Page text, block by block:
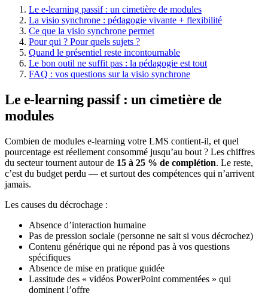
Le e-learning passif : un cimetière de modules
La visio synchrone : pédagogie vivante + flexibilité
Ce que la visio synchrone permet
Pour qui ? Pour quels sujets ?
Quand le présentiel reste incontournable
Le bon outil ne suffit pas : la pédagogie est tout
FAQ : vos questions sur la visio synchrone
Le e-learning passif : un cimetière de
modules
Combien de modules e-learning votre LMS contient-il, et quel
pourcentage est réellement consommé jusqu’au bout ? Les chiffres
du secteur tournent autour de 15 à 25 % de complétion. Le reste,
c’est du budget perdu — et surtout des compétences qui n’arrivent
jamais.
Les causes du décrochage :
Absence d’interaction humaine
Pas de pression sociale (personne ne sait si vous décrochez)
Contenu générique qui ne répond pas à vos questions
spécifiques
Absence de mise en pratique guidée
Lassitude des « vidéos PowerPoint commentées » qui
dominent l’offre